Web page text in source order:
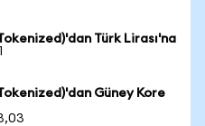
Türk Lirası'na
Güney Kore